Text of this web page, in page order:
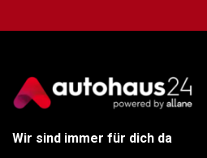
Wir sind immer für dich da